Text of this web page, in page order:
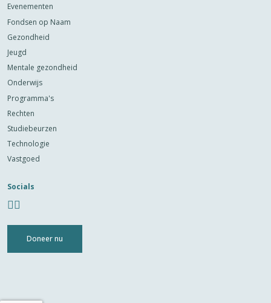
Evenementen
Fondsen op Naam
Gezondheid
Jeugd
Mentale gezondheid
Onderwijs
Programma's
Rechten
Studiebeurzen
Technologie
Vastgoed
Socials
Doneer nu